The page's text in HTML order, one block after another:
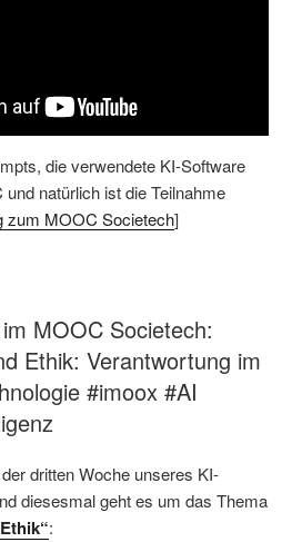
die verwendete KI-Software
natürlich ist die Teilnahme
zum MOOC Societech]
MOOC Societech:
Ethik: Verantwortung im
#imoox #AI
dritten Woche unseres KI-
diesesmal geht es um das Thema
: